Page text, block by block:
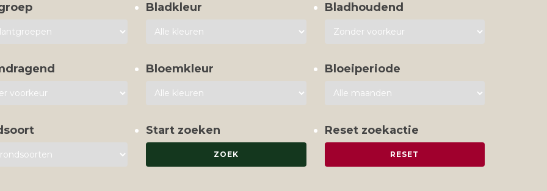
Bladkleur Bladhoudend
Bloemkleur Bloeiperiode
Start zoeken Reset zoekactie